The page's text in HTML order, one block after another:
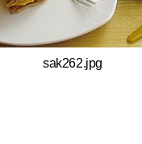
sak262.jpg